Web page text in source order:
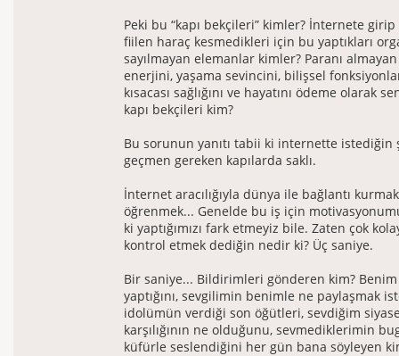
Peki bu “kapı bekçileri” kimler? İnternete
fiilen haraç kesmedikleri için bu yaptıkları
sayılmayan elemanlar kimler? Paranı almayan
enerjini, yaşama sevincini, bilişsel
kısacası sağlığını ve hayatını ödeme olarak
kapı bekçileri kim?
Bu sorunun yanıtı tabii ki internette istediğin
geçmen gereken kapılarda saklı.
İnternet aracılığıyla dünya ile bağlantı
öğrenmek... Genelde bu iş için
ki yaptığımızı fark etmeyiz bile. Zaten çok
kontrol etmek dediğin nedir ki? Üç saniye.
Bir saniye... Bildirimleri gönderen kim? Benim
yaptığını, sevgilimin benimle ne paylaşmak
idolümün verdiği son öğütleri, sevdiğim
karşılığının ne olduğunu, sevmediklerimin
küfürle seslendiğini her gün bana söyleyen